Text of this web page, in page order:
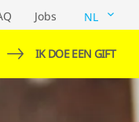
Jobs NL
IK DOE EEN GIFT